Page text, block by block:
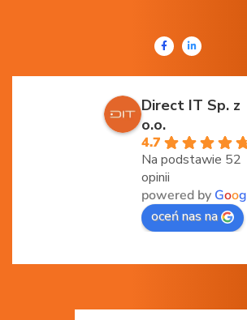
Direct IT Sp. z
o.o.
4.7
Na podstawie 52
opinii
powered by Goog
oceń nas na